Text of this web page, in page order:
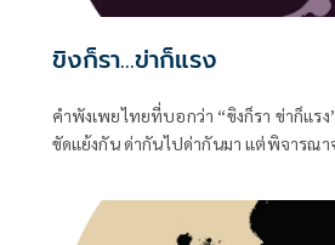
ขิงก็รา...ข่าก็แรง
คำพังเพยไทยที่บอกว่า “ขิงก็รา ข่าก็แร
ขัดแย้งกัน ด่ากันไปด่ากันมา แต่พิจารณา
หลายอย่างที่ไม่ดี